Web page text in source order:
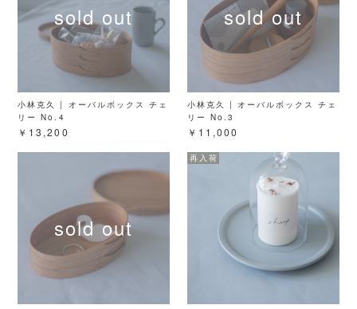
小林克久 | オーバルボックス チェ
リー No.4
￥13,200
小林克久 | オーバルボックス チェ
リー No.3
￥11,000